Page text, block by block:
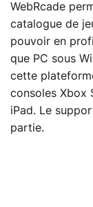
WebRcade
catalogue de
pouvoir en
que PC sous
cette
consoles Xbox
iPad. Le
partie.